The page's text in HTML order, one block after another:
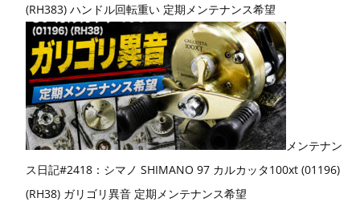
(RH383) ハンドル回転重い 定期メンテナンス希望
メンテナン
ス日記#2418：シマノ SHIMANO 97 カルカッタ100xt (01196)
(RH38) ガリゴリ異音 定期メンテナンス希望